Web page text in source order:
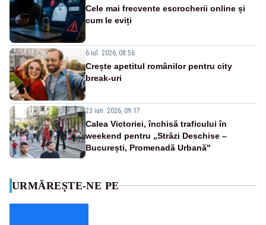
Cele mai frecvente escrocherii online și
cum le eviți
6 iul. 2026, 08:56
Crește apetitul românilor pentru city
break-uri
23 iun. 2026, 09:17
Calea Victoriei, închisă traficului în
weekend pentru „Străzi Deschise –
București, Promenadă Urbană"
URMĂREȘTE-NE PE